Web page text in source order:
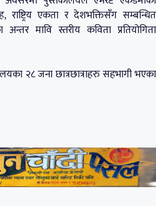
राष्ट्रिय एकता र देशभक्तिसँग सम्बन्धित
अन्तर मावि स्तरीय कविता प्रतियोगिता
२८ जना छात्रछात्राहरु सहभागी भएका